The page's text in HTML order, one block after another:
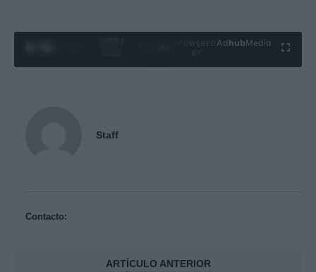
Ad hubMedia
Staff
Contacto:
ARTÍCULO ANTERIOR